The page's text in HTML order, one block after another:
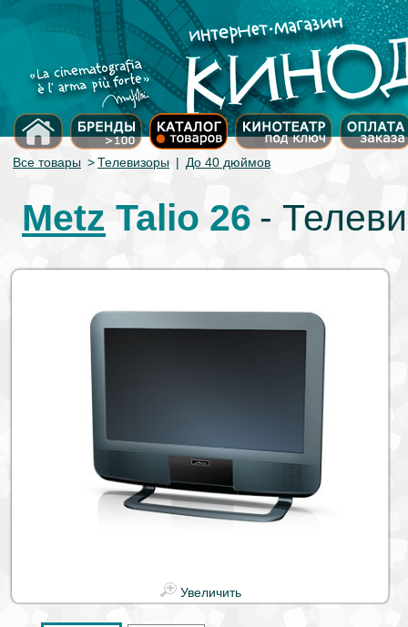
Все товары >Телевизоры | До 40 дюймов
Metz Talio 26 -
Увеличить